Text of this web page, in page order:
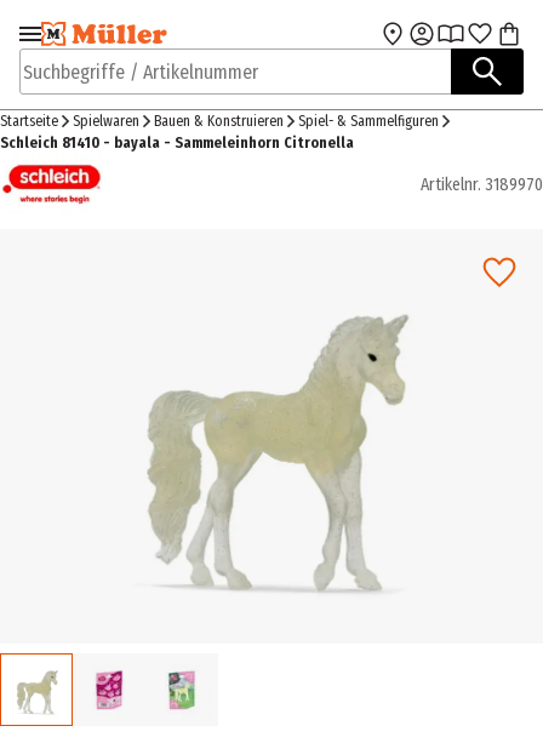
Zur Navigation
springen
Zum Hauptinhalt
Suchbegriffe / Artikelnummer
Startseite Spielwaren Bauen & Konstruieren
Spiel- & Sammelfiguren
Schleich 81410 - bayala - Sammeleinhorn Citronella
Artikelnr. 3189970